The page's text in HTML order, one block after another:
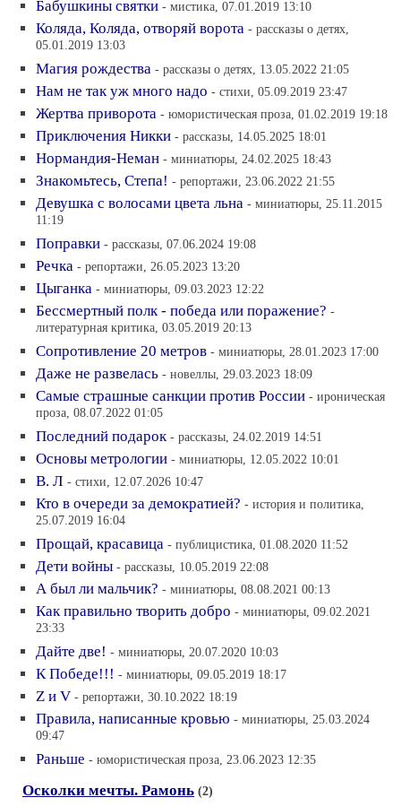
Бабушкины святки - мистика, 07.01.2019 13:10
Коляда, Коляда, отворяй ворота - рассказы о детях,
05.01.2019 13:03
Магия рождества - рассказы о детях, 13.05.2022 21:05
Нам не так уж много надо - стихи, 05.09.2019 23:47
Жертва приворота - юмористическая проза, 01.02.2019 19:18
Приключения Никки - рассказы, 14.05.2025 18:01
Нормандия-Неман - миниатюры, 24.02.2025 18:43
Знакомьтесь, Степа! - репортажи, 23.06.2022 21:55
Девушка с волосами цвета льна - миниатюры, 25.11.2015
11:19
Поправки - рассказы, 07.06.2024 19:08
Речка - репортажи, 26.05.2023 13:20
Цыганка - миниатюры, 09.03.2023 12:22
Бессмертный полк - победа или поражение? -
литературная критика, 03.05.2019 20:13
Сопротивление 20 метров - миниатюры, 28.01.2023 17:00
Даже не развелась - новеллы, 29.03.2023 18:09
Самые страшные санкции против России - ироническая
проза, 08.07.2022 01:05
Последний подарок - рассказы, 24.02.2019 14:51
Основы метрологии - миниатюры, 12.05.2022 10:01
В. Л - стихи, 12.07.2026 10:47
Кто в очереди за демократией? - история и политика,
25.07.2019 16:04
Прощай, красавица - публицистика, 01.08.2020 11:52
Дети войны - рассказы, 10.05.2019 22:08
А был ли мальчик? - миниатюры, 08.08.2021 00:13
Как правильно творить добро - миниатюры, 09.02.2021
23:33
Дайте две! - миниатюры, 20.07.2020 10:03
К Победе!!! - миниатюры, 09.05.2019 18:17
Z и V - репортажи, 30.10.2022 18:19
Правила, написанные кровью - миниатюры, 25.03.2024
09:47
Раньше - юмористическая проза, 23.06.2023 12:35
Осколки мечты. Рамонь (2)